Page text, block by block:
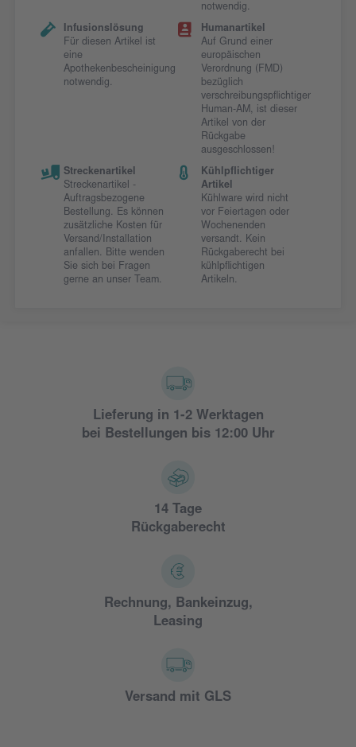
notwendig.
Infusionslösung
Für diesen Artikel ist
eine
Apothekenbescheinigung
notwendig.
Humanartikel
Auf Grund einer
europäischen
Verordnung (FMD)
bezüglich
verschreibungspflichtiger
Human-AM, ist dieser
Artikel von der
Rückgabe
ausgeschlossen!
Streckenartikel
Streckenartikel -
Auftragsbezogene
Bestellung. Es können
zusätzliche Kosten für
Versand/Installation
anfallen. Bitte wenden
Sie sich bei Fragen
gerne an unser Team.
Kühlpflichtiger
Artikel
Kühlware wird nicht
vor Feiertagen oder
Wochenenden
versandt. Kein
Rückgaberecht bei
kühlpflichtigen
Artikeln.
Lieferung in 1-2 Werktagen
bei Bestellungen bis 12:00 Uhr
14 Tage
Rückgaberecht
Rechnung, Bankeinzug,
Leasing
Versand mit GLS